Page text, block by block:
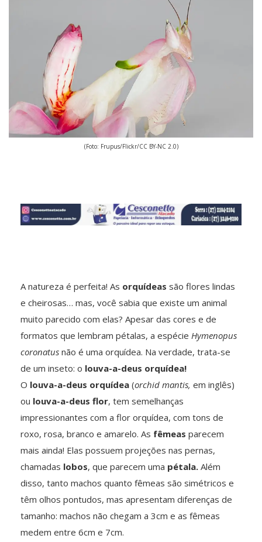
(Foto: Frupus/Flickr/CC BY-NC 2.0)
A natureza é perfeita! As orquídeas são flores lindas
e cheirosas… mas, você sabia que existe um animal
muito parecido com elas? Apesar das cores e de
formatos que lembram pétalas, a espécie Hymenopus
coronatus não é uma orquídea. Na verdade, trata-se
de um inseto: o louva-a-deus orquídea!
O louva-a-deus orquídea (orchid mantis, em inglês)
ou louva-a-deus flor, tem semelhanças
impressionantes com a flor orquídea, com tons de
roxo, rosa, branco e amarelo. As fêmeas parecem
mais ainda! Elas possuem projeções nas pernas,
chamadas lobos, que parecem uma pétala. Além
disso, tanto machos quanto fêmeas são simétricos e
têm olhos pontudos, mas apresentam diferenças de
tamanho: machos não chegam a 3cm e as fêmeas
medem entre 6cm e 7cm.